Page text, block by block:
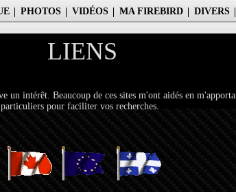
PHOTOS VIDÉOS MA FIREBIRD DIVERS
LIENS
intérêt. Beaucoup de ces sites m'ont aidés en
pour faciliter vos recherches.